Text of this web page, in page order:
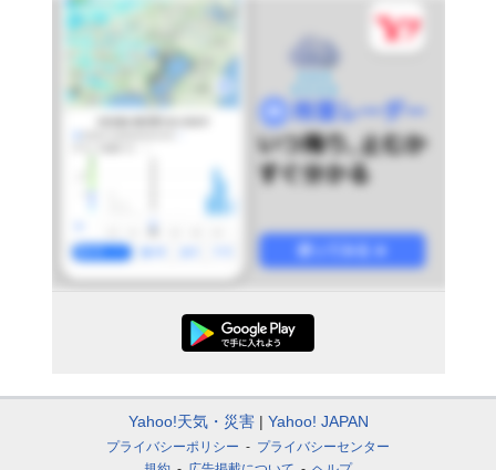
Yahoo!天気・災害 Yahoo! JAPAN
プライバシーポリシー
プライバシーセンター